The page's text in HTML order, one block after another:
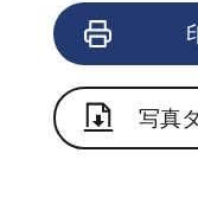
写真